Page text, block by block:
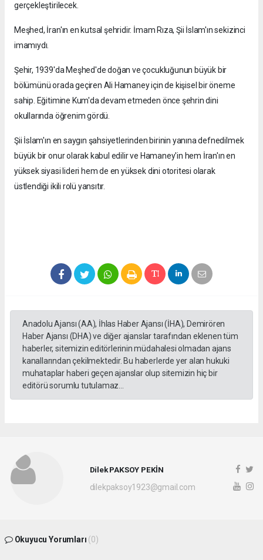
gerçekleştirilecek.
Meşhed, İran'ın en kutsal şehridir. İmam Rıza, Şii İslam'ın sekizinci
imamıydı.
Şehir, 1939'da Meşhed'de doğan ve çocukluğunun büyük bir
bölümünü orada geçiren Ali Hamaney için de kişisel bir öneme
sahip. Eğitimine Kum'da devam etmeden önce şehrin dini
okullarında öğrenim gördü.
Şii İslam'ın en saygın şahsiyetlerinden birinin yanına defnedilmek
büyük bir onur olarak kabul edilir ve Hamaney'in hem İran'ın en
yüksek siyasi lideri hem de en yüksek dini otoritesi olarak
üstlendiği ikili rolü yansıtır.
Anadolu Ajansı (AA), İhlas Haber Ajansı (İHA), Demirören
Haber Ajansı (DHA) ve diğer ajanslar tarafından eklenen tüm
haberler, sitemizin editörlerinin müdahalesi olmadan ajans
kanallarından çekilmektedir. Bu haberlerde yer alan hukuki
muhataplar haberi geçen ajanslar olup sitemizin hiç bir
editörü sorumlu tutulamaz...
Dilek PAKSOY PEKİN
dilekpaksoy1923@gmail.com
Okuyucu Yorumları (0)